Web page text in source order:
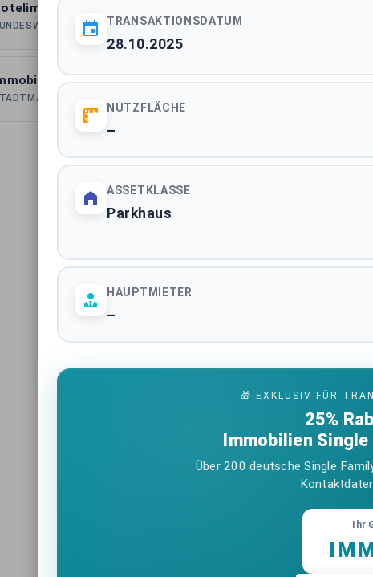
Deutschland
ASSETKLASSE
Berlin
ALLE 61
TRANSAKTIONSDATUM
28.10.2025
NUTZFLÄCHE
–
ASSETKLASSE
Parkhaus
HAUPTMIETER
–
🎁 EXKLUSIV FÜR
25%
Immobilien
Über 200 deutsche Single
Ihr